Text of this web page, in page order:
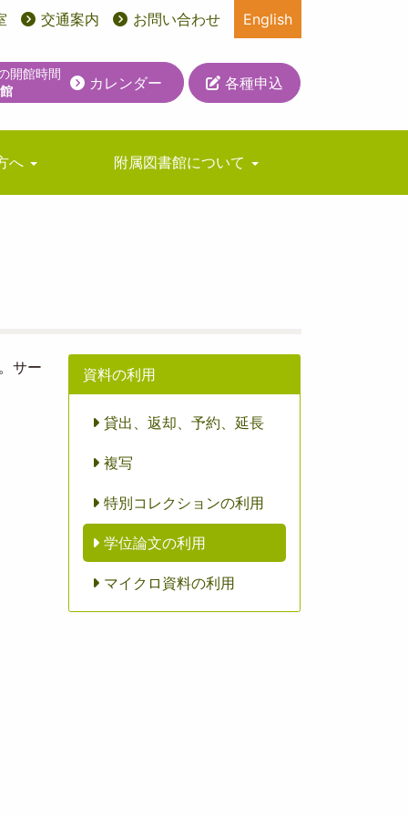
交通案内 お問い合わせ English
開館時間
カレンダー 各種申込
へ 附属図書館について
サー 資料の利用
貸出、返却、予約、延長
複写
特別コレクションの利用
学位論文の利用
マイクロ資料の利用